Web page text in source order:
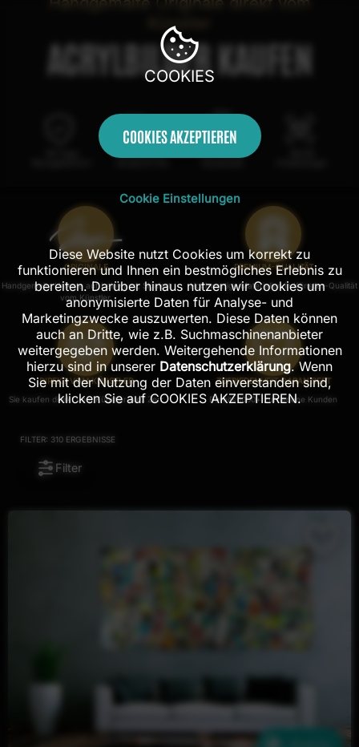
Künstler
ACRYLBILDER KAUFEN
ORIGINALE
Handgemalte Unikate auf Leinwand, Signiert
vom Künstler.
PREMIUM-QUALITÄT
Hochwertige Materialien in Künstler-Qualität
DIREKT VOM KÜNSTLER
Sie kaufen direkt vom Künstler Alex Zerr
ZUFRIEDENHEIT GARANTIERT
Bereits 1000+ zufriedene Kunden
FILTER: 310 ERGEBNISSE
Filter
COOKIES
COOKIES AKZEPTIEREN
Cookie Einstellungen
Diese Website nutzt Cookies um korrekt zu
funktionieren und Ihnen ein bestmögliches Erlebnis zu
bereiten. Darüber hinaus nutzen wir Cookies um
anonymisierte Daten für Analyse- und
Marketingzwecke auszuwerten. Diese Daten können
auch an Dritte, wie z.B. Suchmaschinenanbieter
weitergegeben werden. Weitergehende Informationen
hierzu sind in unserer Datenschutzerklärung. Wenn
Sie mit der Nutzung der Daten einverstanden sind,
klicken Sie auf COOKIES AKZEPTIEREN.